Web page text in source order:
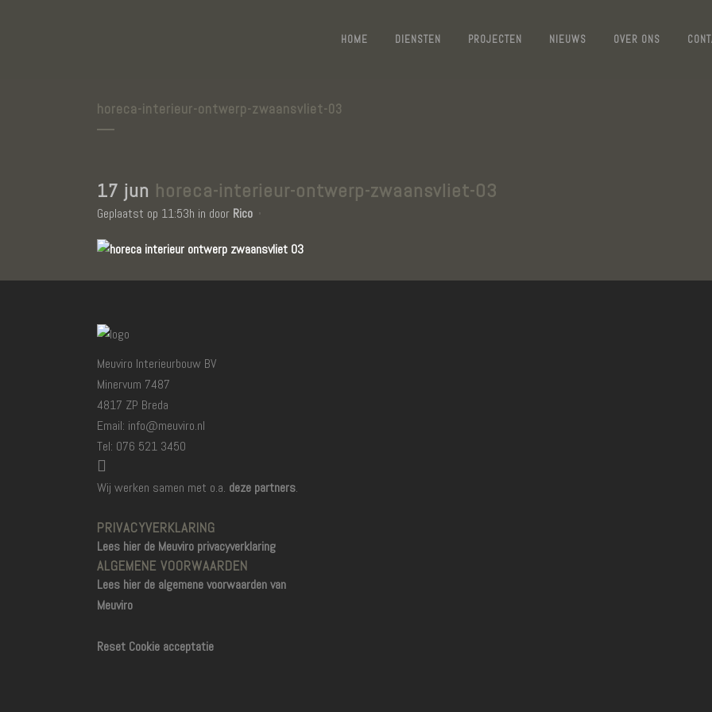
HOME DIENSTEN PROJECTEN NIEUWS OVER ONS
horeca-interieur-ontwerp-zwaansvliet-03
17 jun horeca-interieur-ontwerp-zwaansvliet-03
Geplaatst op 11:53h in door Rico
Meuviro Interieurbouw BV
Minervum 7487
4817 ZP Breda
Email: info@meuviro.nl
Tel: 076 521 3450
Wij werken samen met o.a. deze partners.
PRIVACYVERKLARING
Lees hier de Meuviro privacyverklaring
ALGEMENE VOORWAARDEN
Lees hier de algemene voorwaarden van
Meuviro
Reset Cookie acceptatie